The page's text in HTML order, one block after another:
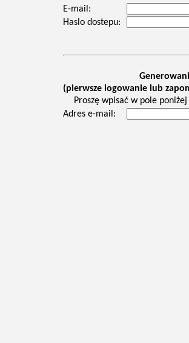
E-mail:
Haslo dostepu:
(pierwsze logowanie lub
Proszę wpisać w pole
Adres e-mail: